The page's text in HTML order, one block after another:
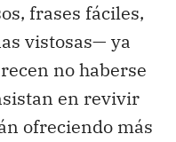
frases fáciles,
vistosas— ya
no haberse
en revivir
ofreciendo más